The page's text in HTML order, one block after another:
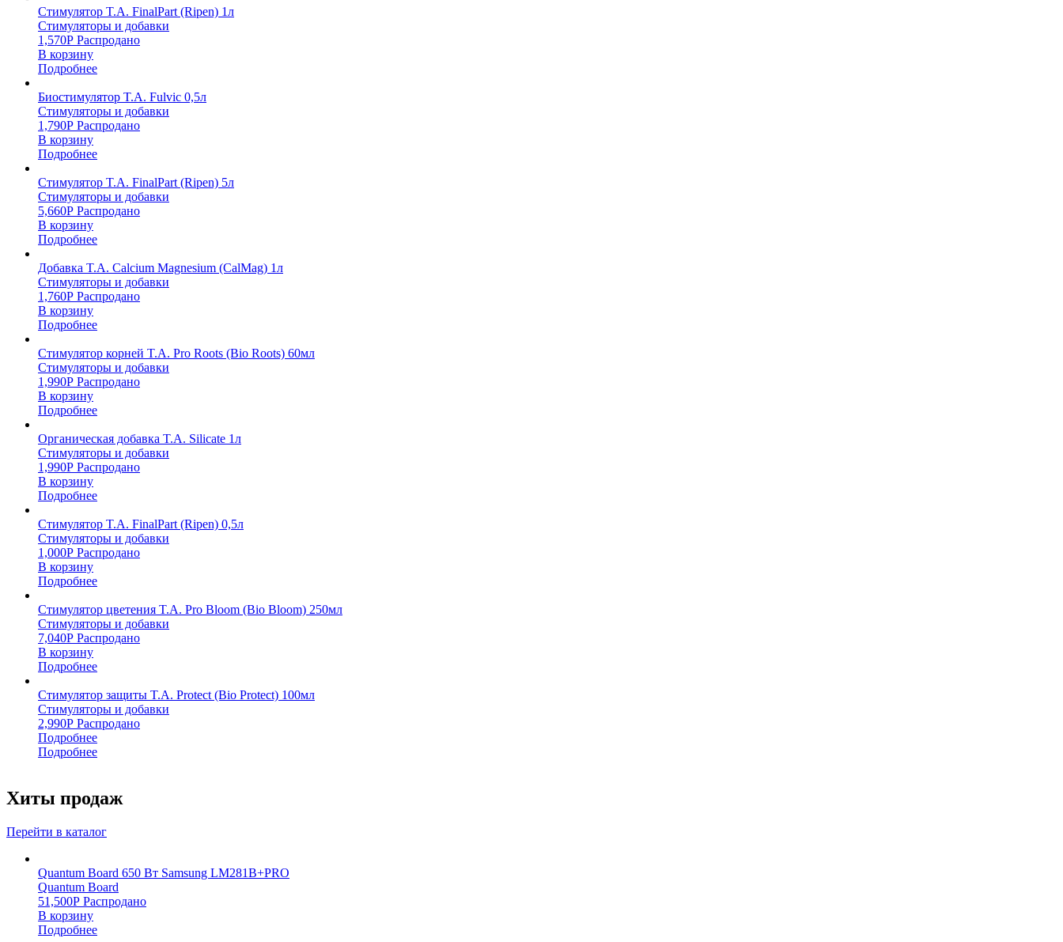
Стимулятор T.A. FinalPart (Ripen) 1л
Стимуляторы и добавки
1,570Р Распродано
В корзину
Подробнее
Биостимулятор T.A. Fulvic 0,5л
Стимуляторы и добавки
1,790Р Распродано
В корзину
Подробнее
Стимулятор T.A. FinalPart (Ripen) 5л
Стимуляторы и добавки
5,660Р Распродано
В корзину
Подробнее
Добавка T.A. Calcium Magnesium (CalMag) 1л
Стимуляторы и добавки
1,760Р Распродано
В корзину
Подробнее
Стимулятор корней T.A. Pro Roots (Bio Roots) 60мл
Стимуляторы и добавки
1,990Р Распродано
В корзину
Подробнее
Органическая добавка T.A. Silicate 1л
Стимуляторы и добавки
1,990Р Распродано
В корзину
Подробнее
Стимулятор T.A. FinalPart (Ripen) 0,5л
Стимуляторы и добавки
1,000Р Распродано
В корзину
Подробнее
Стимулятор цветения T.A. Pro Bloom (Bio Bloom) 250мл
Стимуляторы и добавки
7,040Р Распродано
В корзину
Подробнее
Стимулятор защиты T.A. Protect (Bio Protect) 100мл
Стимуляторы и добавки
2,990Р Распродано
Подробнее
Подробнее
Хиты продаж
Перейти в каталог
Quantum Board 650 Вт Samsung LM281B+PRO
Quantum Board
51,500Р Распродано
В корзину
Подробнее